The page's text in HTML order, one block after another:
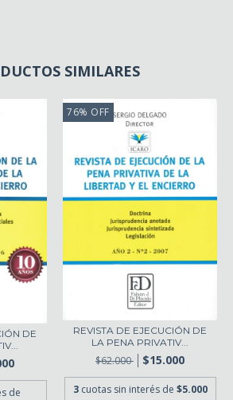
SIMILARES
DE
de
76% OFF
REVISTA DE EJECUCIÓN DE
LA PENA PRIVATIV...
$62.000 $15.000
3 cuotas sin interés de $5.000